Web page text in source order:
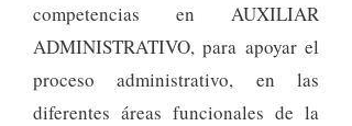
competencias en AUXILIAR
ADMINISTRATIVO, para apoyar el
proceso administrativo, en las
diferentes áreas funcionales de la